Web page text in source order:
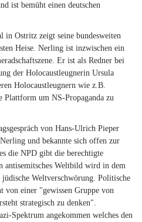
ist bemüht einen deutschen
Ostritz zeigt seine bundesweiten
Heise. Nerling ist inzwischen ein
Er ist als Redner bei
der Holocaustleugnerin Ursula
Holocaustleugnern wie z.B.
Plattform um NS-Propaganda zu
von Hans-Ulrich Pieper
und bekannte sich offen zur
die NPD gibt die berechtigte
antisemitsches Weltbild wird in dem
Weltverschwörung. Politische
von einer "gewissen Gruppe von
strategisch zu denken".
Spektrum angekommen welches den